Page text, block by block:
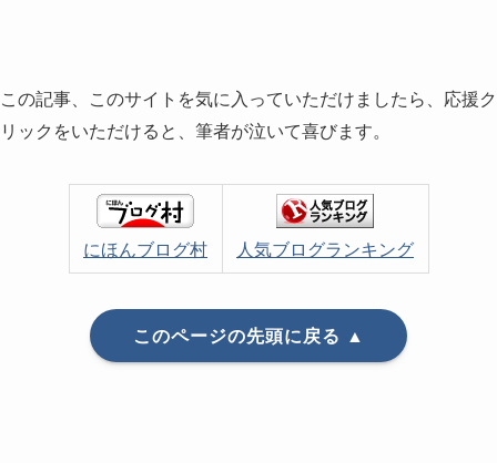
この記事、このサイトを気に入っていただけましたら、応援ク
リックをいただけると、筆者が泣いて喜びます。
にほんブログ村 人気ブログランキング
このページの先頭に戻る ▲